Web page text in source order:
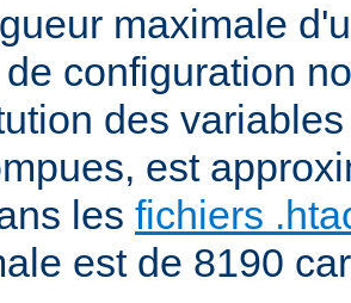
maximale
configuration
des
est
les fichiers
est de 8190